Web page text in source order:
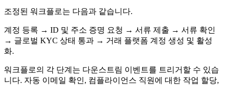
조정된 워크플로는 다음과 같습니다.
계정 등록 → ID 및 주소 증명 요청 → 서류 제출 → 서류 확인
→ 글로벌 KYC 상태 통과 → 거래 플랫폼 계정 생성 및 활성
화.
워크플로의 각 단계는 다운스트림 이벤트를 트리거할 수 있습
니다. 자동 이메일 확인, 컴플라이언스 직원에 대한 작업 할당,